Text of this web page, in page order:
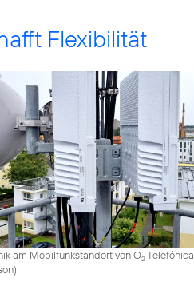
Flexibilität
am Mobilfunkstandort von O2Telefónica
)